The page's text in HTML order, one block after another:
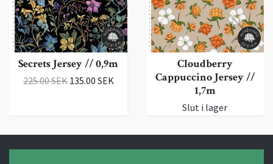
Secrets Jersey // 0,9m
225.00 SEK 135.00 SEK
Cloudberry
Cappuccino Jersey //
1,7m
Slut i lager